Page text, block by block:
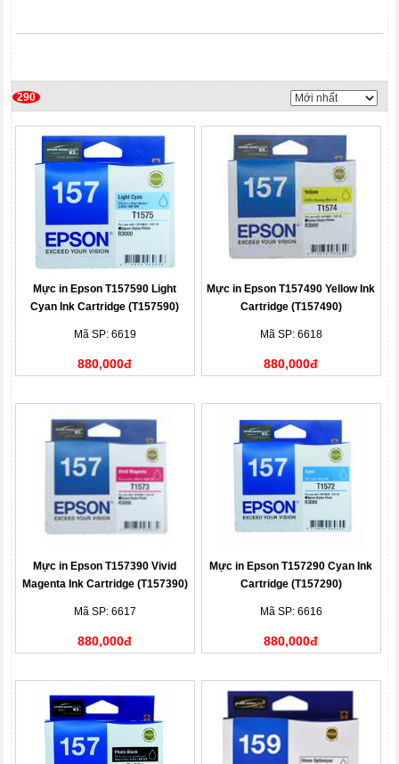
290
Mực in Epson T157590 Light
Cyan Ink Cartridge (T157590)
Mã SP: 6619
880,000đ
Mực in Epson T157490 Yellow Ink
Cartridge (T157490)
Mã SP: 6618
880,000đ
Mực in Epson T157390 Vivid
Magenta Ink Cartridge (T157390)
Mã SP: 6617
880,000đ
Mực in Epson T157290 Cyan Ink
Cartridge (T157290)
Mã SP: 6616
880,000đ